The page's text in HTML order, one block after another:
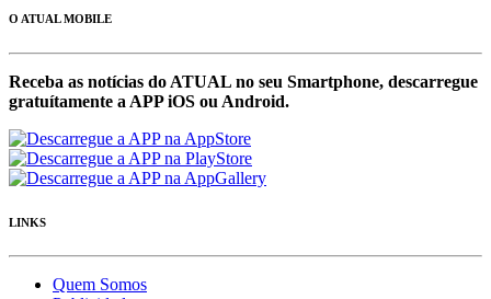
O ATUAL MOBILE
Receba as notícias do ATUAL no seu Smartphone, descarregue
gratuítamente a APP iOS ou Android.
LINKS
Quem Somos